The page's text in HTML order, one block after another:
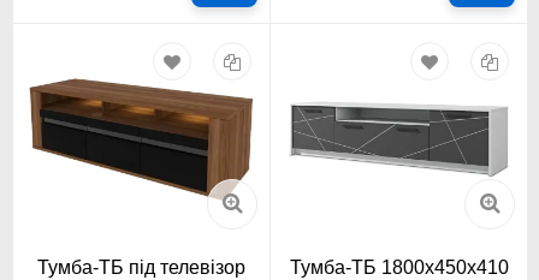
Тумба-ТБ під телевізор
Тумба-ТБ 1800х450х410